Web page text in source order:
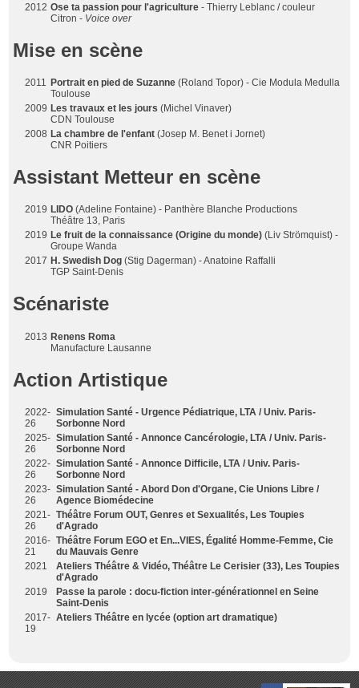
2012 Ose ta passion pour l'agriculture - Thierry Leblanc / couleur
Citron - Voice over
Mise en scène
2011 Portrait en pied de Suzanne (Roland Topor) - Cie Modula Medulla
Toulouse
2009 Les travaux et les jours (Michel Vinaver)
CDN Toulouse
2008 La chambre de l'enfant (Josep M. Benet i Jornet)
CNR Poitiers
Assistant Metteur en scène
2019 LIDO (Adeline Fontaine) - Panthère Blanche Productions
Théâtre 13, Paris
2019 Le fruit de la connaissance (Origine du monde) (Liv Strömquist) -
Groupe Wanda
2017 H. Swedish Dog (Stig Dagerman) - Anatoine Raffalli
TGP Saint-Denis
Scénariste
2013 Renens Roma
Manufacture Lausanne
Action Artistique
2022-
26
Simulation Santé - Urgence Pédiatrique, LTA / Univ. Paris-
Sorbonne Nord
2025-
26
Simulation Santé - Annonce Cancérologie, LTA / Univ. Paris-
Sorbonne Nord
2022-
26
Simulation Santé - Annonce Difficile, LTA / Univ. Paris-
Sorbonne Nord
2023-
26
Simulation Santé - Abord Don d'Organe, Cie Unions Libre /
Agence Biomédecine
2021-
26
Théâtre Forum OUT, Genres et Sexualités, Les Toupies
d'Agrado
2016-
21
Théâtre Forum EGO et En...VIES, Égalité Homme-Femme, Cie
du Mauvais Genre
2021
Ateliers Théâtre & Vidéo, Théâtre Le Cerisier (33), Les Toupies
d'Agrado
2019
Passe la parole : docu-fiction inter-générationnel en Seine
Saint-Denis
2017-
19
Ateliers Théâtre en lycée (option art dramatique)